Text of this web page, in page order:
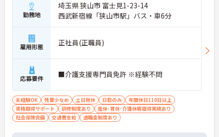
勤務地
埼玉県 狭山市 富士見1-23-14
西武新宿線「狭山市駅」バス・車6分
雇用形態 正社員(正職員)
応募要件 ■介護支援専門員免許 ※経験不問
未経験OK 残業少なめ 土日祝休 日勤のみ
年間休日110日以上
資格取得サポート
研修制度あり
産休･育休･介護休暇取得実績あり
社会保険完備
交通費支給 退職金制度あり